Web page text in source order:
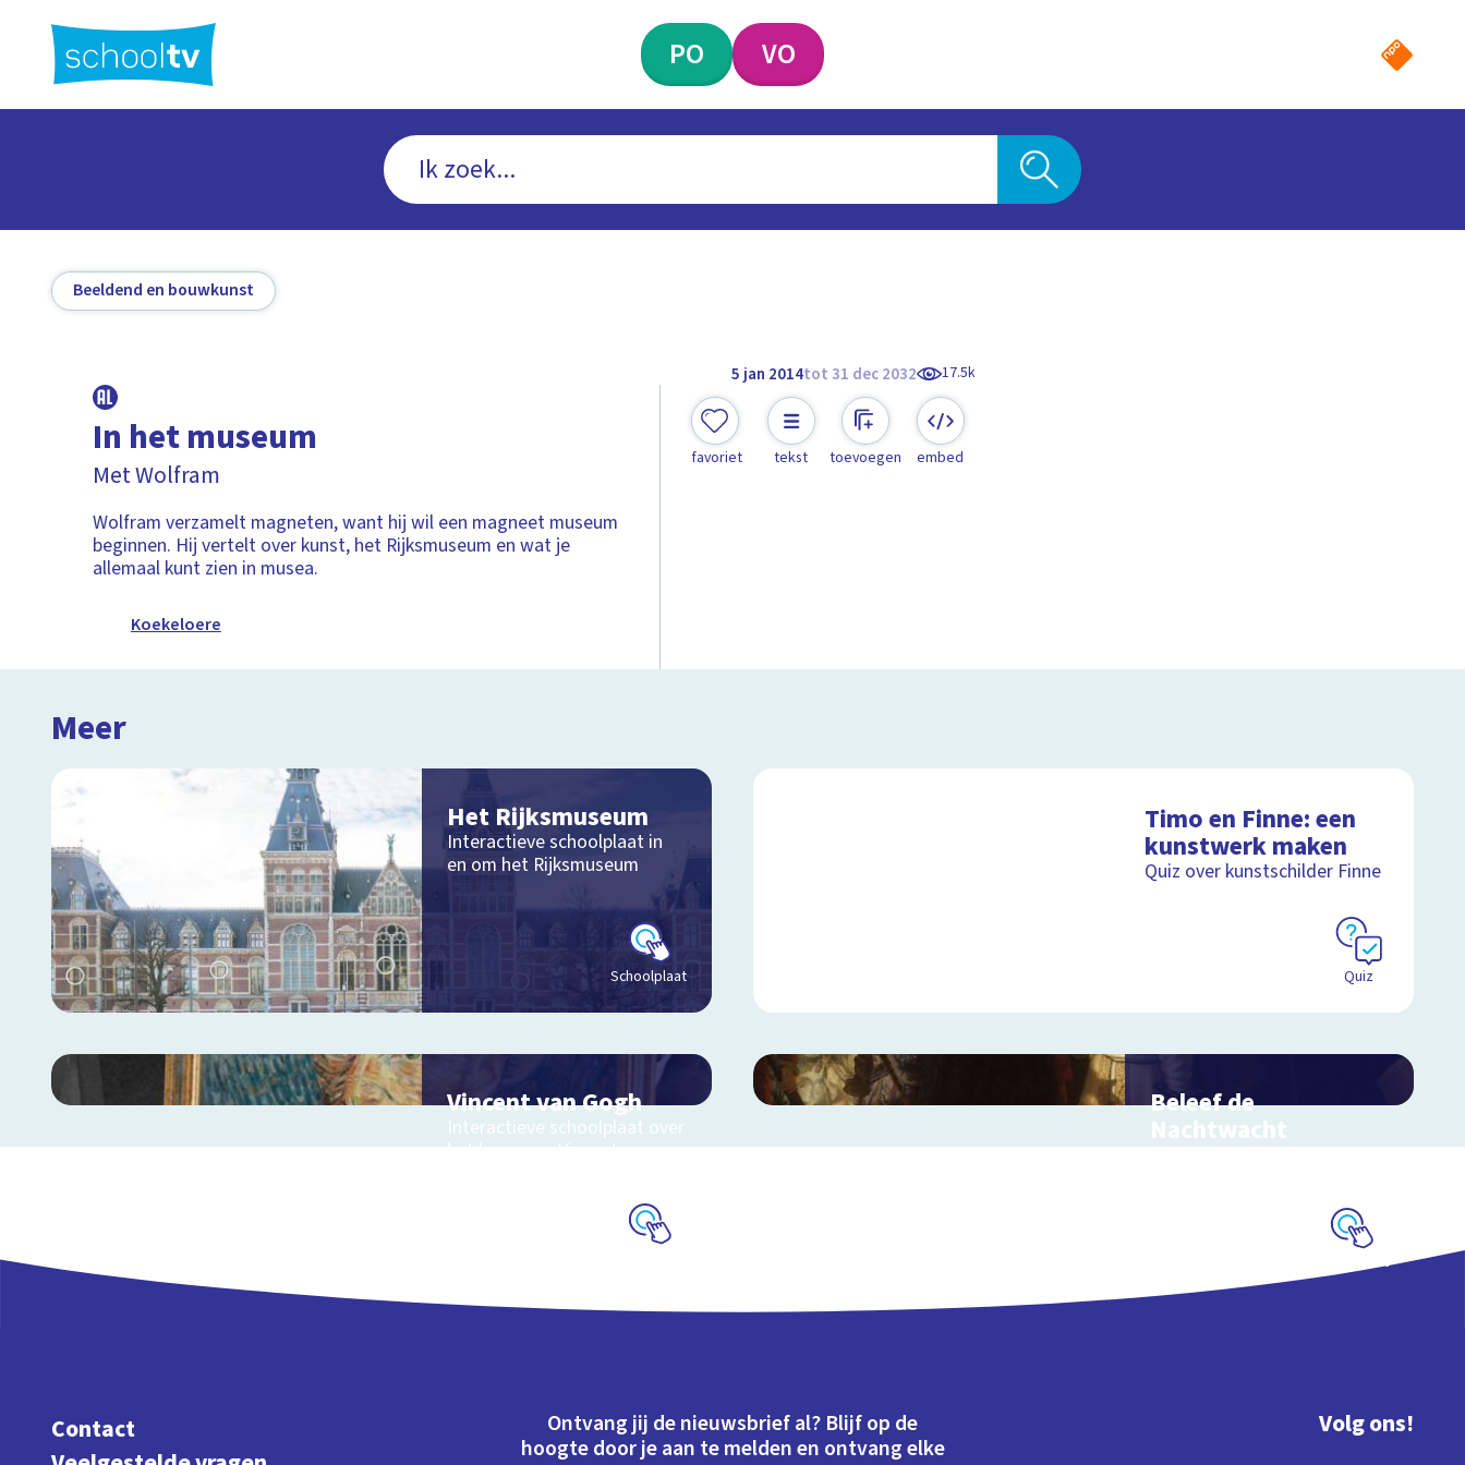
hoofdinhoud
PO VO
Beeldend en bouwkunst
5 jan 2014tot 31 dec 2032 17.5k
In het museum
Met Wolfram
Wolfram verzamelt magneten, want hij wil een magneet museum
beginnen. Hij vertelt over kunst, het Rijksmuseum en wat je
allemaal kunt zien in musea.
Koekeloere
favoriet tekst toevoegen embed
Meer
Het Rijksmuseum
Interactieve schoolplaat in
en om het Rijksmuseum
Schoolplaat
Timo en Finne: een
kunstwerk maken
Quiz over kunstschilder Finne
Quiz
Vincent van Gogh
Interactieve schoolplaat over
het leven van Vincent van
Beleef de
Nachtwacht
Interactieve schoolplaat over
Schoolplaat
Contact
Ontvang jij de nieuwsbrief al? Blijf op de
hoogte door je aan te melden en ontvang elke
Volg ons!